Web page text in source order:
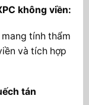
không viền:
tính thẩm
và tích hợp
tán